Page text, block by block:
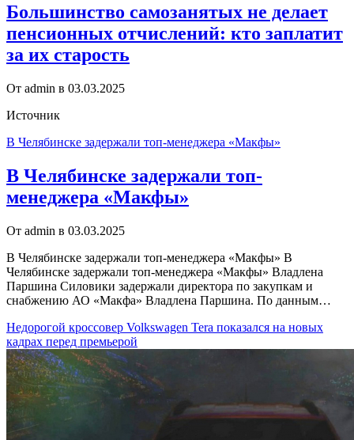
Большинство самозанятых не делает
пенсионных отчислений: кто заплатит
за их старость
От admin в 03.03.2025
Источник
В Челябинске задержали топ-менеджера «Макфы»
В Челябинске задержали топ-
менеджера «Макфы»
От admin в 03.03.2025
В Челябинске задержали топ-менеджера «Макфы» В
Челябинске задержали топ-менеджера «Макфы» Владлена
Паршина Силовики задержали директора по закупкам и
снабжению АО «Макфа» Владлена Паршина. По данным…
Недорогой кроссовер Volkswagen Tera показался на новых
кадрах перед премьерой